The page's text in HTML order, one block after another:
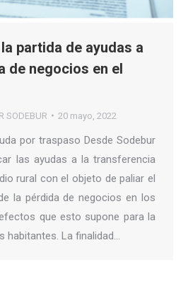
partida de ayudas a
de negocios en el
SODEBUR 20 mayo, 2022
por traspaso Desde Sodebur
las ayudas a la transferencia
rural con el objeto de paliar el
la pérdida de negocios en los
que esto supone para la
habitantes. La finalidad…